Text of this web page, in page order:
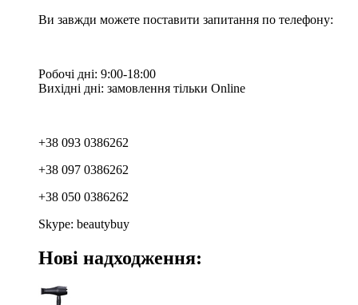
Ви завжди можете поставити запитання по телефону:
Робочі дні: 9:00-18:00
Вихідні дні: замовлення тільки Online
+38 093 0386262
+38 097 0386262
+38 050 0386262
Skype: beautybuy
Нові надходження: